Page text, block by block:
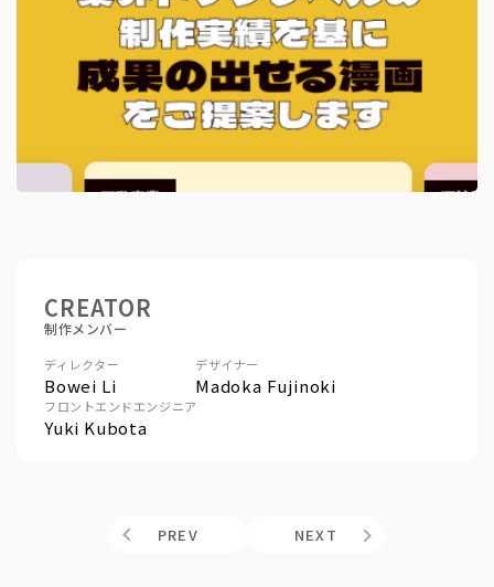
CREATOR
制作メンバー
ディレクター
Bowei Li
デザイナー
Madoka Fujinoki
フロントエンドエンジニア
Yuki Kubota
PREV NEXT